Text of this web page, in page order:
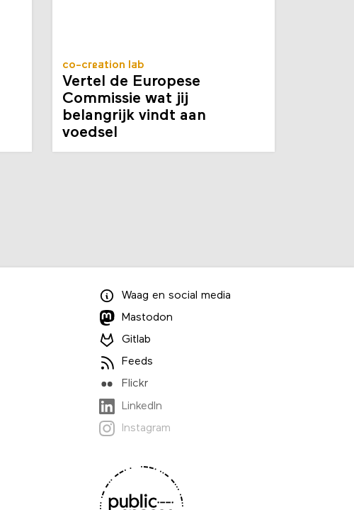
co-creation lab
Vertel de Europese
Commissie wat jij
belangrijk vindt aan
voedsel
Waag en social media
Mastodon
Gitlab
Feeds
Flickr
LinkedIn
Instagram